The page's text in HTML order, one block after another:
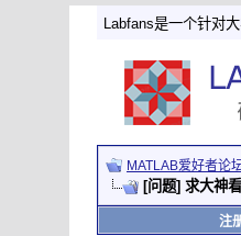
Labfans是一个针对
MATLAB爱好者论
[问题] 求大神
注